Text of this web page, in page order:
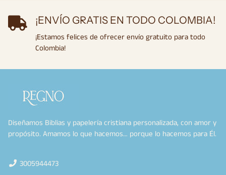
¡ENVÍO GRATIS EN TODO COLOMBIA!
¡Estamos felices de ofrecer envío gratuito para todo
Colombia!
Diseñamos Biblias y papelería cristiana personalizada, con amor y
propósito. Amamos lo que hacemos… porque lo hacemos para Él.
3005944473